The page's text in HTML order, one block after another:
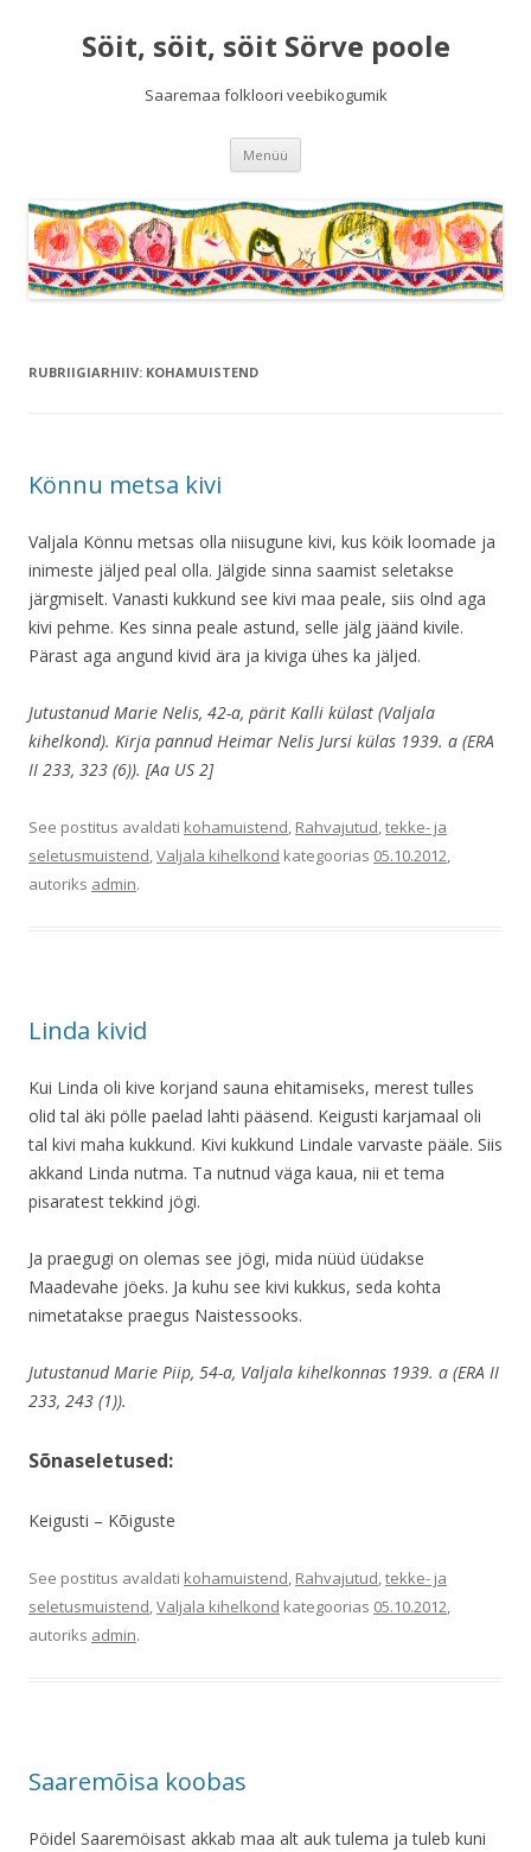
Söit, söit, söit Sörve poole
Saaremaa folkloori veebikogumik
Menüü
RUBRIIGIARHIIV: KOHAMUISTEND
Könnu metsa kivi
Valjala Könnu metsas olla niisugune kivi, kus köik loomade ja
inimeste jäljed peal olla. Jälgide sinna saamist seletakse
järgmiselt. Vanasti kukkund see kivi maa peale, siis olnd aga
kivi pehme. Kes sinna peale astund, selle jälg jäänd kivile.
Pärast aga angund kivid ära ja kiviga ühes ka jäljed.
Jutustanud Marie Nelis, 42-a, pärit Kalli külast (Valjala
kihelkond). Kirja pannud Heimar Nelis Jursi külas 1939. a (ERA
II 233, 323 (6)). [Aa US 2]
See postitus avaldati kohamuistend, Rahvajutud,tekke- ja
seletusmuistend,Valjala kihelkond kategoorias 05.10.2012,
autoriks admin.
Linda kivid
Kui Linda oli kive korjand sauna ehitamiseks, merest tulles
olid tal äki pölle paelad lahti pääsend. Keigusti karjamaal oli
tal kivi maha kukkund. Kivi kukkund Lindale varvaste pääle. Siis
akkand Linda nutma. Ta nutnud väga kaua, nii et tema
pisaratest tekkind jögi.
Ja praegugi on olemas see jögi, mida nüüd üüdakse
Maadevahe jöeks. Ja kuhu see kivi kukkus, seda kohta
nimetatakse praegus Naistessooks.
Jutustanud Marie Piip, 54-a, Valjala kihelkonnas 1939. a (ERA II
233, 243 (1)).
Sõnaseletused:
Keigusti – Kõiguste
See postitus avaldati kohamuistend, Rahvajutud,tekke- ja
seletusmuistend,Valjala kihelkond kategoorias 05.10.2012,
autoriks admin.
Saaremõisa koobas
Pöidel Saaremöisast akkab maa alt auk tulema ja tuleb kuni